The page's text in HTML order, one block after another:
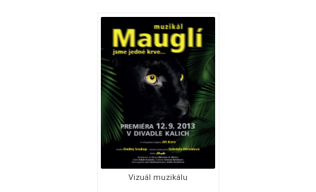
Vizuál muzikálu